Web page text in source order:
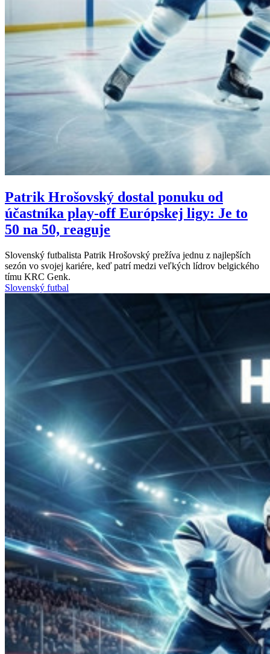
Patrik Hrošovský dostal ponuku od
účastníka play-off Európskej ligy: Je to
50 na 50, reaguje
Slovenský futbalista Patrik Hrošovský prežíva jednu z najlepších
sezón vo svojej kariére, keď patrí medzi veľkých lídrov belgického
tímu KRC Genk.
Slovenský futbal